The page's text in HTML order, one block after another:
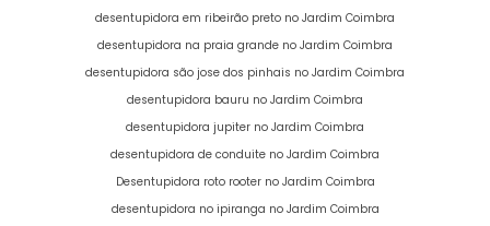
desentupidora em ribeirão preto no Jardim Coimbra
desentupidora na praia grande no Jardim Coimbra
desentupidora são jose dos pinhais no Jardim Coimbra
desentupidora bauru no Jardim Coimbra
desentupidora jupiter no Jardim Coimbra
desentupidora de conduite no Jardim Coimbra
Desentupidora roto rooter no Jardim Coimbra
desentupidora no ipiranga no Jardim Coimbra